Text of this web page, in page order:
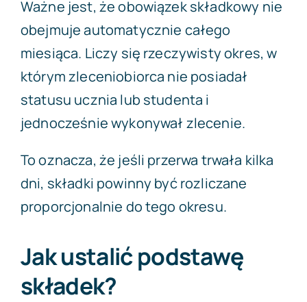
Ważne jest, że obowiązek składkowy nie
obejmuje automatycznie całego
miesiąca. Liczy się rzeczywisty okres, w
którym zleceniobiorca nie posiadał
statusu ucznia lub studenta i
jednocześnie wykonywał zlecenie.
To oznacza, że jeśli przerwa trwała kilka
dni, składki powinny być rozliczane
proporcjonalnie do tego okresu.
Jak ustalić podstawę
składek?